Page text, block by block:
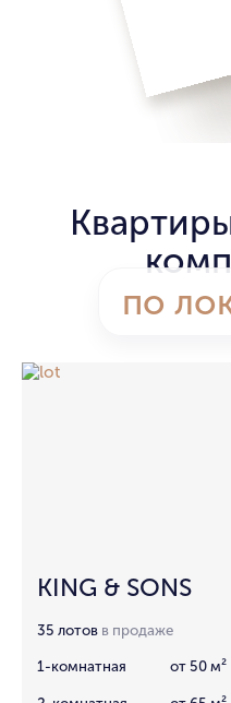
по
KING & SONS
35 лотов в продаже
1-комнатная от 50 м²